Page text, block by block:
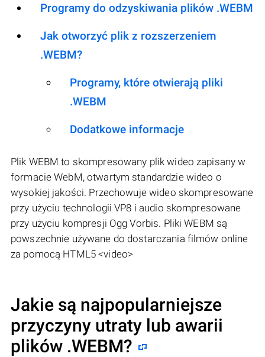
Programy do odzyskiwania plików .WEBM
Jak otworzyć plik z rozszerzeniem
.WEBM?
Programy, które otwierają pliki
.WEBM
Dodatkowe informacje
Plik WEBM to skompresowany plik wideo zapisany w
formacie WebM, otwartym standardzie wideo o
wysokiej jakości. Przechowuje wideo skompresowane
przy użyciu technologii VP8 i audio skompresowane
przy użyciu kompresji Ogg Vorbis. Pliki WEBM są
powszechnie używane do dostarczania filmów online
za pomocą HTML5 <video>
Jakie są najpopularniejsze
przyczyny utraty lub awarii
plików .WEBM?